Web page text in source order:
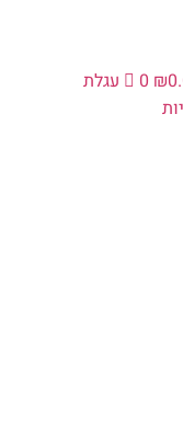
₪
0
עגלת